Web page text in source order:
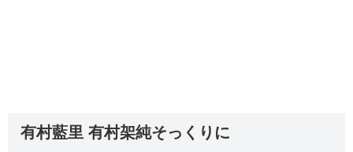
有村藍里 有村架純そっくりに